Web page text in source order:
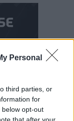
Personal
third parties, or
for
opt-out
that after your